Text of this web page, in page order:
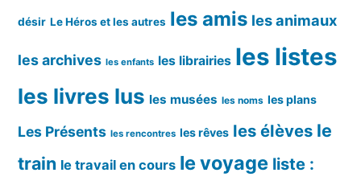
désir Le Héros et les autres les amis les animaux
les archives les enfants les librairies les listes
les livres lus les musées les noms les plans
Les Présents les rencontres les rêves les élèves le
train le travail en cours le voyage liste :